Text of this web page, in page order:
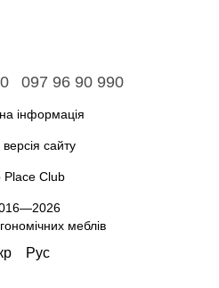
097 96 90 990
інформація
сайту
Place Club
меблів
Рус